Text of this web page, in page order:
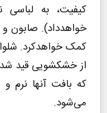
کیفیت، به لباسی
خواهدداد). صابون
کمک خواهدکرد.
از خشکشویی قید
که بافت آنها نرم
می‌شود.